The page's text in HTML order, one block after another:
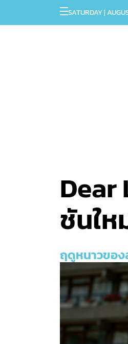
SATURDAY |
Dear
ชันใ
ฤดูหนาวขอ